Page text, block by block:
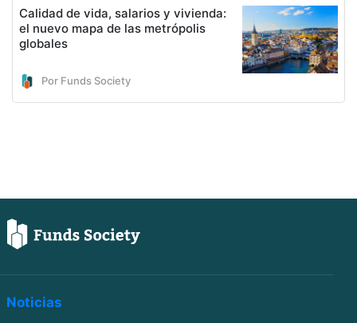
Calidad de vida, salarios y vivienda:
el nuevo mapa de las metrópolis
globales
Por Funds Society
Noticias